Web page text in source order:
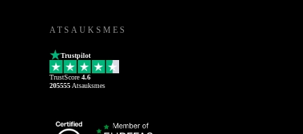
ATSAUKSMES
Trustpilot
TrustScore 4.6
205555 Atsauksmes